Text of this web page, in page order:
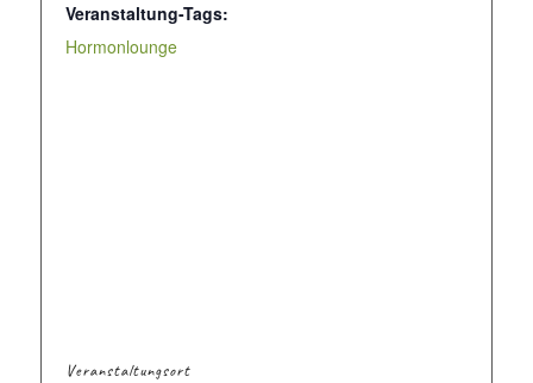
Veranstaltung-Tags:
Hormonlounge
Veranstaltungsort